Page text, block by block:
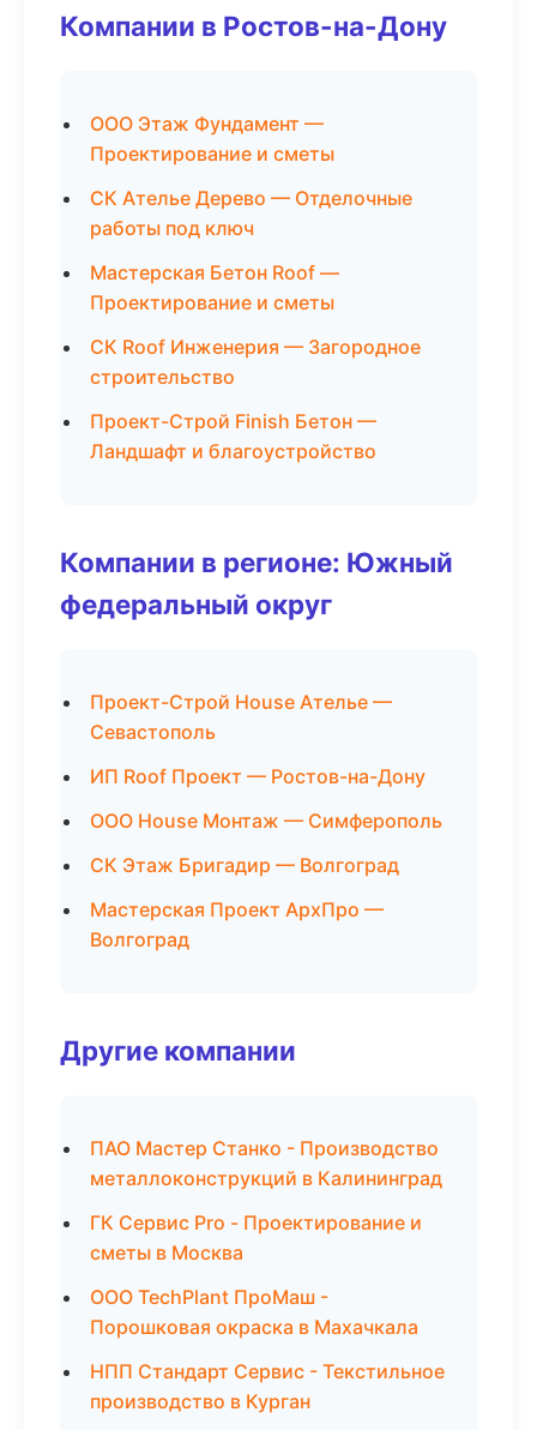
Компании в Ростов-на-Дону
ООО Этаж Фундамент —
Проектирование и сметы
СК Ателье Дерево — Отделочные
работы под ключ
Мастерская Бетон Roof —
Проектирование и сметы
СК Roof Инженерия — Загородное
строительство
Проект-Строй Finish Бетон —
Ландшафт и благоустройство
Компании в регионе: Южный
федеральный округ
Проект-Строй House Ателье —
Севастополь
ИП Roof Проект — Ростов-на-Дону
ООО House Монтаж — Симферополь
СК Этаж Бригадир — Волгоград
Мастерская Проект АрхПро —
Волгоград
Другие компании
ПАО Мастер Станко - Производство
металлоконструкций в Калининград
ГК Сервис Pro - Проектирование и
сметы в Москва
ООО TechPlant ПроМаш -
Порошковая окраска в Махачкала
НПП Стандарт Сервис - Текстильное
производство в Курган